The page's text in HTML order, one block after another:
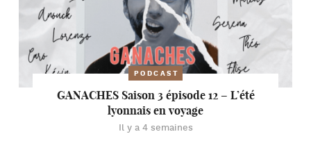
PODCAST
GANACHES Saison 3 épisode 12 – L’été
lyonnais en voyage
Il y a 4 semaines